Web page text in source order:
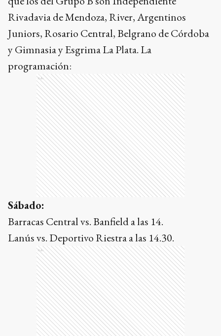
Rivadavia de Mendoza, River, Argentinos
Juniors, Rosario Central, Belgrano de Córdoba
y Gimnasia y Esgrima La Plata. La
programación:
Ads
Sábado:
Barracas Central vs. Banfield a las 14.
Lanús vs. Deportivo Riestra a las 14.30.
Ads